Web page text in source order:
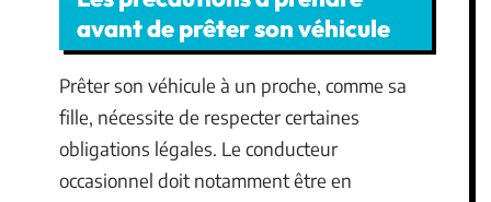
avant de prêter son véhicule
Prêter son véhicule à un proche, comme sa
fille, nécessite de respecter certaines
obligations légales. Le conducteur
occasionnel doit notamment être en